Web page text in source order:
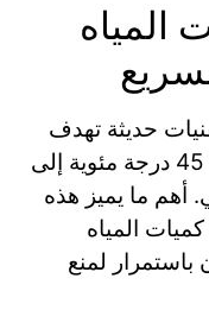
المياه
حديثة تهدف
إلى خفض حرارة مياه الخزان من 45 درجة مئوية إلى
أهم ما يميز هذه
المياه
باستمرار لمنع